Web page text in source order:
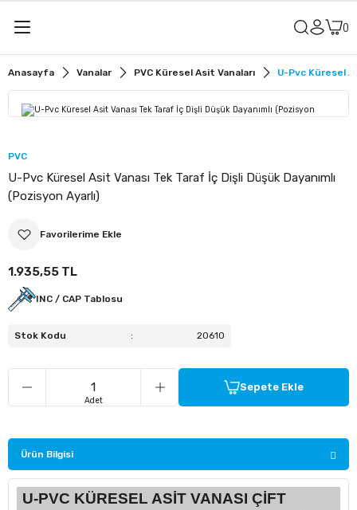
Vanaları
Vanaları
Vanaları
Su Vanaları
Küresel Asit Vanaları
Kelebek Asit Vanaları
Anasayfa Vanalar PVC Küresel Asit Vanaları U-Pvc Küresel
PVC
U-Pvc Küresel Asit Vanası Tek Taraf İç Dişli Düşük Dayanımlı
(Pozisyon Ayarlı)
1.935,55 TL
INC / CAP Tablosu
Stok Kodu : 20610
Adet
Sepete Ekle
Ürün Bilgisi
U-PVC KÜRESEL ASİT VANASI ÇİFT